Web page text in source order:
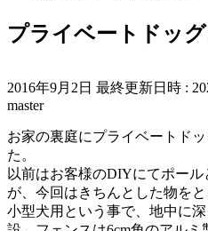
プライベートドッ
2016年9月2日 最終更新日時 :
master
お家の裏庭にプライベートド
た。
以前はお客様のDIYにてポー
が、今回はきちんとした物をと
小型犬用という事で、地中に